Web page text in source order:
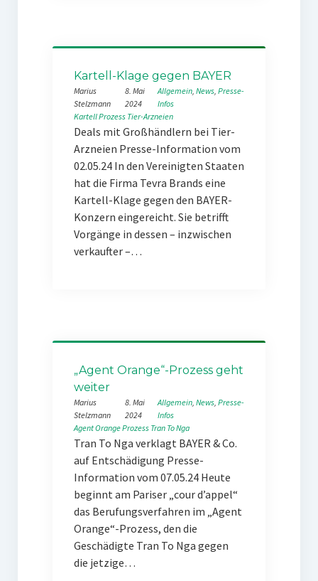
Kartell-Klage gegen BAYER
Marius
Stelzmann
8. Mai
2024
Allgemein, News, Presse-
Infos
KartellProzess Tier-Arzneien
Deals mit Großhändlern bei Tier-
Arzneien Presse-Information vom
02.05.24 In den Vereinigten Staaten
hat die Firma Tevra Brands eine
Kartell-Klage gegen den BAYER-
Konzern eingereicht. Sie betrifft
Vorgänge in dessen – inzwischen
verkaufter –…
„Agent Orange“-Prozess geht
weiter
Marius
Stelzmann
8. Mai
2024
Allgemein, News, Presse-
Infos
Agent OrangeProzess Tran To Nga
Tran To Nga verklagt BAYER & Co.
auf Entschädigung Presse-
Information vom 07.05.24 Heute
beginnt am Pariser „cour d’appel“
das Berufungsverfahren im „Agent
Orange“-Prozess, den die
Geschädigte Tran To Nga gegen
die jetzige…